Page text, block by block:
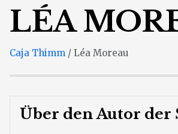
LÉA
Caja Thimm / Léa Moreau
Über den Autor der